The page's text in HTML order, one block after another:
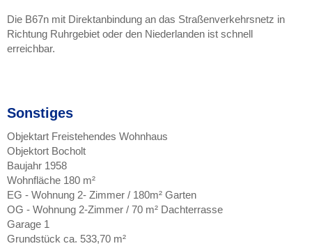
Die B67n mit Direktanbindung an das Straßenverkehrsnetz in
Richtung Ruhrgebiet oder den Niederlanden ist schnell
erreichbar.
Sonstiges
Objektart Freistehendes Wohnhaus
Objektort Bocholt
Baujahr 1958
Wohnfläche 180 m²
EG - Wohnung 2- Zimmer / 180m² Garten
OG - Wohnung 2-Zimmer / 70 m² Dachterrasse
Garage 1
Grundstück ca. 533,70 m²